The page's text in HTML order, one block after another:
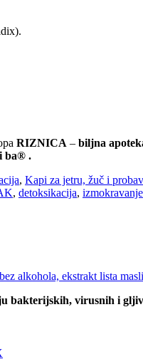
RIZNICA – biljna
ba® .
, Kapi za jetru, žuč i
, detoksikacija, izmokravanje
alkohola, ekstrakt lista
bakterijskih, virusnih i